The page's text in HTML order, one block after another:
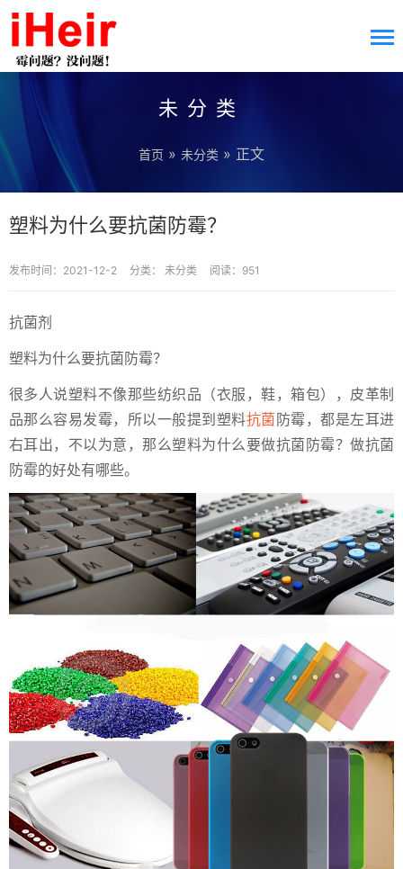
未分类
首页 » 未分类 » 正文
塑料为什么要抗菌防霉？
发布时间：2021-12-2 分类： 未分类 阅读：951
抗菌剂
塑料为什么要抗菌防霉？
很多人说塑料不像那些纺织品（衣服，鞋，箱包），皮革制
品那么容易发霉，所以一般提到塑料抗菌 防霉，都是左耳进
右耳出，不以为意，那么塑料为什么要做抗菌防霉？做抗菌
防霉的好处有哪些。